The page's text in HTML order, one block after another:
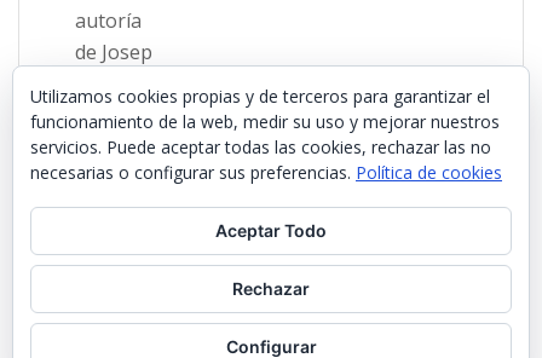
Utilizamos cookies propias y de terceros para garantizar el
funcionamiento de la web, medir su uso y mejorar nuestros
servicios. Puede aceptar todas las cookies, rechazar las no
necesarias o configurar sus preferencias. Política de cookies
Aceptar Todo
Rechazar
Configurar